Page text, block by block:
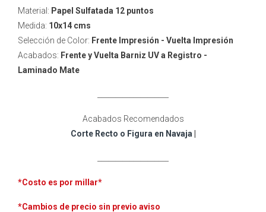
Material: Papel Sulfatada 12 puntos
Medida: 10x14 cms
Selección de Color: Frente Impresión - Vuelta Impresión
Acabados: Frente y Vuelta Barniz UV a Registro -
Laminado Mate
Acabados Recomendados
Corte Recto o Figura en Navaja
*Costo es por millar*
*Cambios de precio sin previo aviso